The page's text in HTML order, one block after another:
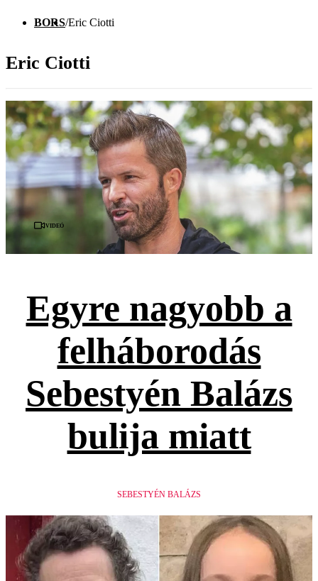
BORS/Eric Ciotti
Eric Ciotti
Videó
Egyre nagyobb a
felháborodás
Sebestyén Balázs
bulija miatt
SEBESTYÉN BALÁZS